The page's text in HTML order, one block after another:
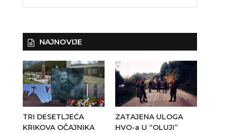
NAJNOVIJE
TRI DESETLJEĆA
KRIKOVA OČAJNIKA
ZATAJENA ULOGA
HVO-a U “OLUJI”